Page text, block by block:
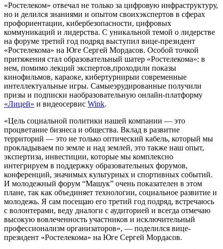
«Ростелеком» отвечал не только за цифровую инфраструктуру,
но и делился знаниями и опытом своихэкспертов в сферах
профориентации, кибербезопасности, цифровых
коммуникаций и лидерства. С уникальной темой о лидерстве
на форуме третий год подряд выступил вице-президент
«Ростелекома» на Юге Сергей Мордасов. Особой точкой
притяжения стал образовательный шатер «Ростелекома»: в
нем, помимо лекций экспертов,проходили показы
кинофильмов, караоке, кибертурнирыи современные
интеллектуальные игры. Самыеэрудированные получили
призы и подписки наобразовательную онлайн-платформу
«Лицей» и видеосервис Wink.
«Цель социальной политики нашей компании — это
процветание бизнеса и общества. Вклад в развитие
территорий — это не только оптический кабель, который мы
прокладываем по земле и над землей, это также наш опыт,
экспертиза, инвестиции, которые мы комплексно
интегрируем в поддержку образовательных форумов,
конференций, значимых культурных и спортивных событий.
И молодежный форум “Машук” очень показателен в этом
плане, так как объединяет технологии, социальное развитие и
молодежь. Я сам посещаю его третий год подряд, встречаюсь
с волонтерами, веду диалоги с аудиторией и всегда отмечаю
высокую вовлеченность участников и исключительный
профессионализм организаторов», — поделился вице-
президент «Ростелекома» на Юге Сергей Мордасов.